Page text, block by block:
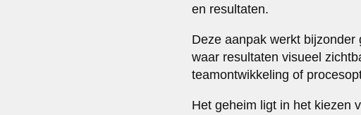
en resultaten.
Deze aanpak werkt
waar resultaten visueel
teamontwikkeling of
Het geheim ligt in het kiezen